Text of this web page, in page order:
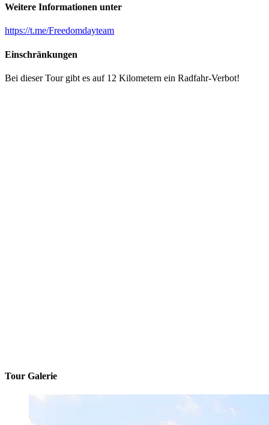
Weitere Informationen unter
https://t.me/Freedomdayteam
Einschränkungen
Bei dieser Tour gibt es auf 12 Kilometern ein Radfahr-Verbot!
Tour Galerie